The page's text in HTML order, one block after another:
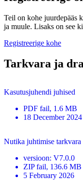
Teil on kohe juurdepääs
ja muule. Lisaks on see
Registreerige kohe
Tarkvara ja
Kasutusjuhendi juhised
PDF fail, 1.6 MB
18 December 2024
Nutika juhtimise tarkvara
versioon: V7.0.0
ZIP fail, 136.6 MB
5 February 2026